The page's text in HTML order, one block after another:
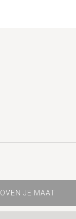
JE MAAT